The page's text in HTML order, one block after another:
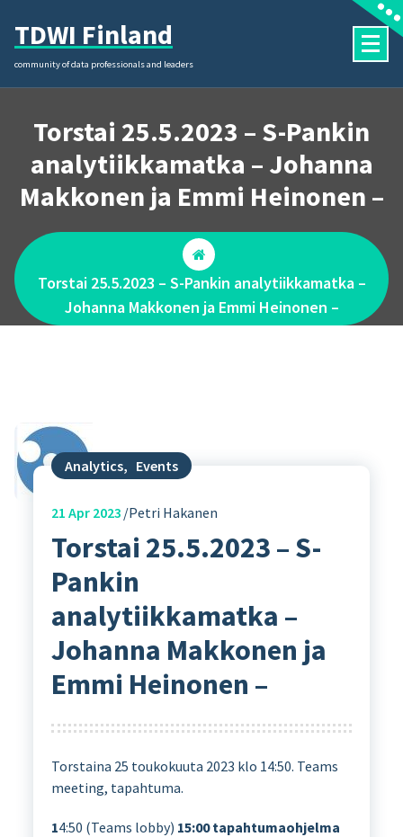
content
TDWI Finland
community of data professionals and leaders
Torstai 25.5.2023 – S-Pankin
analytiikkamatka – Johanna
Makkonen ja Emmi Heinonen –
Torstai 25.5.2023 – S-Pankin analytiikkamatka –
Johanna Makkonen ja Emmi Heinonen –
Analytics, Events
21 Apr 2023 Petri Hakanen
Torstai 25.5.2023 – S-
Pankin
analytiikkamatka –
Johanna Makkonen ja
Emmi Heinonen –
Torstaina 25 toukokuuta 2023 klo 14:50. Teams
meeting, tapahtuma.
14:50 (Teams lobby) 15:00 tapahtumaohjelma